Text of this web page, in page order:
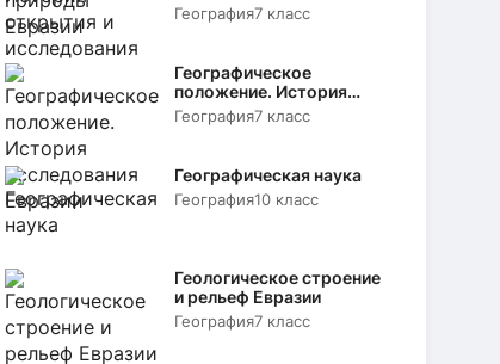
География7 класс
Географическое
положение. История
исследования Евразии
География7 класс
Географическая наука
География10 класс
Геологическое строение
и рельеф Евразии
География7 класс